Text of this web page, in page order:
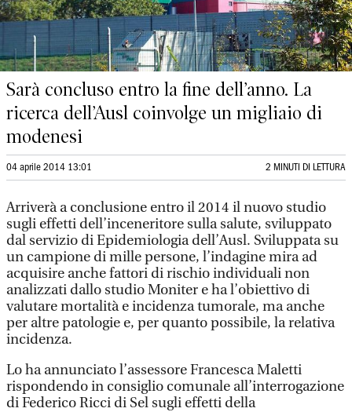
Sarà concluso entro la fine dell’anno. La
ricerca dell’Ausl coinvolge un migliaio di
modenesi
04 aprile 2014 13:01 2 MINUTI DI LETTURA
Arriverà a conclusione entro il 2014 il nuovo studio
sugli effetti dell’inceneritore sulla salute, sviluppato
dal servizio di Epidemiologia dell’Ausl. Sviluppata su
un campione di mille persone, l’indagine mira ad
acquisire anche fattori di rischio individuali non
analizzati dallo studio Moniter e ha l’obiettivo di
valutare mortalità e incidenza tumorale, ma anche
per altre patologie e, per quanto possibile, la relativa
incidenza.
Lo ha annunciato l’assessore Francesca Maletti
rispondendo in consiglio comunale all’interrogazione
di Federico Ricci di Sel sugli effetti della